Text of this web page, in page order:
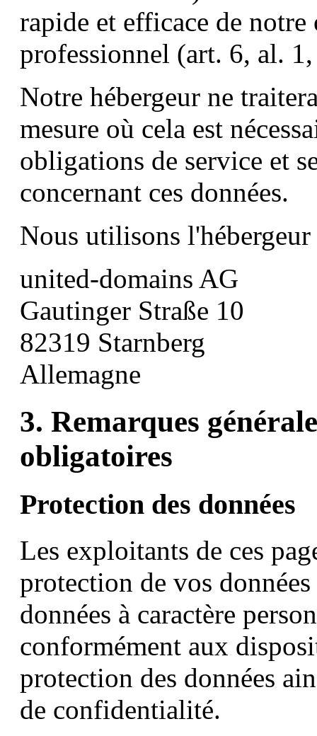
rapide et efficace de
professionnel (art. 6, al.
Notre hébergeur ne
mesure où cela est
obligations de service et
concernant ces données.
Nous utilisons
united-domains AG
Gautinger Straße 10
82319 Starnberg
Allemagne
3. Remarques
obligatoires
Protection des données
Les exploitants de ces
protection de vos
données à caractère
conformément aux
protection des données
de confidentialité.